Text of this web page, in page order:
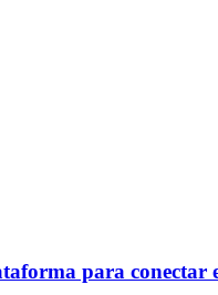
para conectar